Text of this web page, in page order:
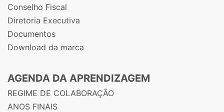
Conselho Fiscal
Diretoria Executiva
Documentos
Download da marca
AGENDA DA APRENDIZAGEM
REGIME DE COLABORAÇÃO
ANOS FINAIS